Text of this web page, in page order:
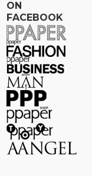
ON
FACEBOOK